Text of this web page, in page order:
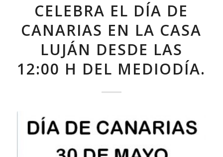
CELEBRA EL DÍA DE
CANARIAS EN LA CASA
LUJÁN DESDE LAS
12:00 H DEL MEDIODÍA.